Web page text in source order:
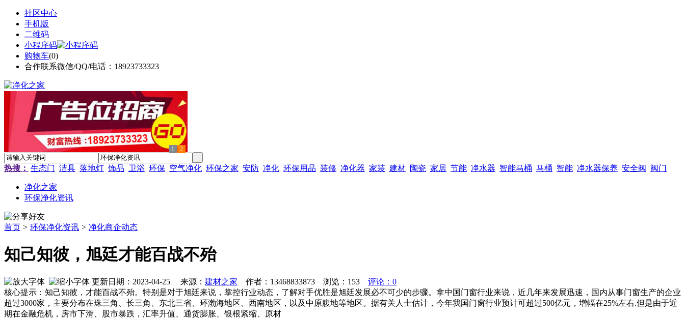
社区中心
手机版
二维码
小程序码
购物车(0)
合作联系微信/QQ/电话：18923733323
1 2
热搜： 生态门 洁具 落地灯 饰品 卫浴 环保 空气净化 环保之家 安防 净化 环保用品 装修 净化器 家装 建材 陶瓷 家居 节能 净水器 智能马桶 马桶 智能 净水器保养 安全阀 阀门
净化之家
环保净化资讯
首页 > 环保净化资讯 > 净化商企动态
知己知彼，旭廷才能百战不殆
更新日期：2023-04-25 来源： 建材之家 作者：13468833873 浏览： 153
评论：0
核心提示：知己知彼，才能百战不殆。特别是对于旭廷来说，掌控行业动态，了解对手优胜是旭廷发展必不可少的步骤。拿中国门窗行业来说，近几年来发展迅速，国内从事门窗生产的企业
超过3000家，主要分布在珠三角、长三角、东北三省、环渤海地区、西南地区，以及中原腹地等地区。据有关人士估计，今年我国门窗行业预计可超过500亿元，增幅在25%左右.但是由于近
期在金融危机，房市下滑、股市暴跌，汇率升值、通货膨胀、银根紧缩、原材